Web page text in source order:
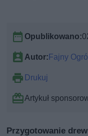
Opublikowano:
Autor:Fajny
Drukuj
Artykuł
Przygotowanie